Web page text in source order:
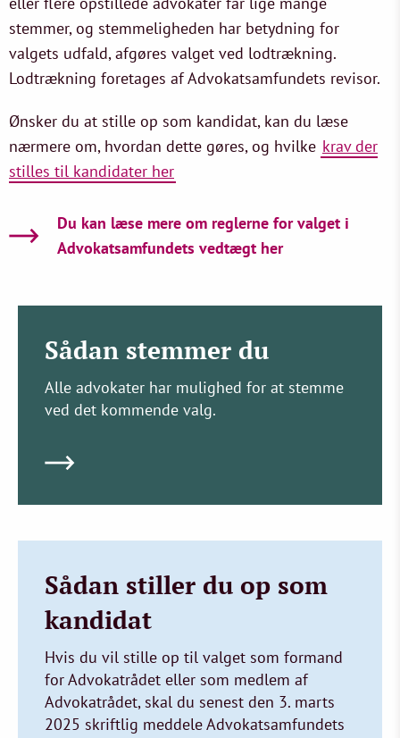
stemmer, og stemmeligheden har betydning for
valgets udfald, afgøres valget ved lodtrækning.
Lodtrækning foretages af Advokatsamfundets revisor.
Ønsker du at stille op som kandidat, kan du læse
nærmere om, hvordan dette gøres, og hvilke krav der
stilles til kandidater her
Du kan læse mere om reglerne for valget i
Advokatsamfundets vedtægt her
Sådan stemmer du
Alle advokater har mulighed for at stemme
ved det kommende valg.
Sådan stiller du op som
kandidat
Hvis du vil stille op til valget som formand
for Advokatrådet eller som medlem af
Advokatrådet, skal du senest den 3. marts
2025 skriftlig meddele Advokatsamfundets